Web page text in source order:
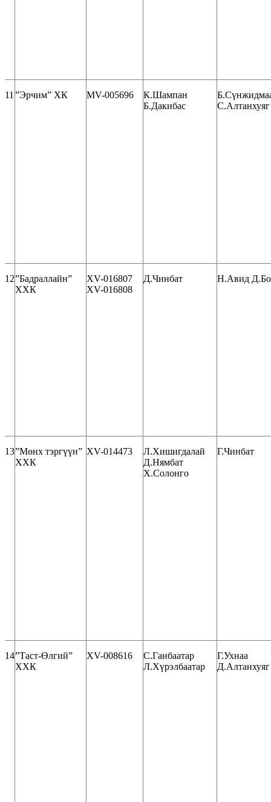
11”Эрчим” ХК MV-005696
К.Шампан
Б.Дакибас
С.Алтанхуяг
12”Бадраллайн”
ХХК
ХV-016807
ХV-016808
Д.Чинбат Н.Авид
13”Мөнх тэргүүн”
ХХК
ХV-014473
Л.Хишигдалай
Д.Нямбат
Х.Солонго
Г.Чинбат
14”Таст-Өлгий”
ХХК
ХV-008616
С.Ганбаатар
Л.Хүрэлбаатар
Г.Ухнаа
Д.Алтанхуяг